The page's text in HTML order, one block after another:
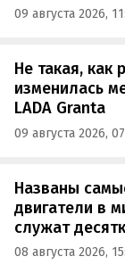
09 августа 2026,
Не такая, как
изменилась
LADA Granta
09 августа 2026,
Названы
двигатели в
служат
08 августа 2026,